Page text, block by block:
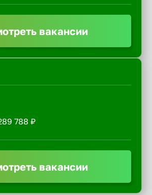
вакансии
788 ₽
вакансии